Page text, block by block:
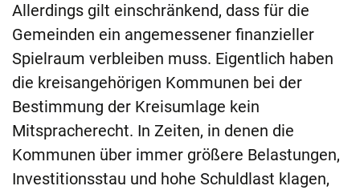
Allerdings gilt einschränkend, dass für die
Gemeinden ein angemessener finanzieller
Spielraum verbleiben muss. Eigentlich haben
die kreisangehörigen Kommunen bei der
Bestimmung der Kreisumlage kein
Mitspracherecht. In Zeiten, in denen die
Kommunen über immer größere Belastungen,
Investitionsstau und hohe Schuldlast klagen,